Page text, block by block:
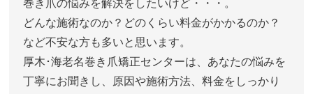
巻き爪の悩みを解決をしたいけど・・・。
どんな施術なのか？どのくらい料金がかかるのか？
など不安な方も多いと思います。
厚木･海老名巻き爪矯正センターは、あなたの悩みを
丁寧にお聞きし、原因や施術方法、料金をしっかり